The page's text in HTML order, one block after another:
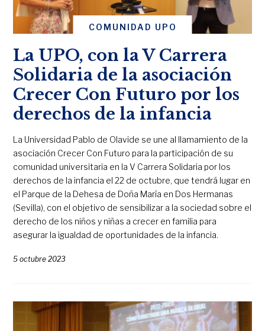
COMUNIDAD UPO
La UPO, con la V Carrera
Solidaria de la asociación
Crecer Con Futuro por los
derechos de la infancia
La Universidad Pablo de Olavide se une al llamamiento de la
asociación Crecer Con Futuro para la participación de su
comunidad universitaria en la V Carrera Solidaria por los
derechos de la infancia el 22 de octubre, que tendrá lugar en
el Parque de la Dehesa de Doña María en Dos Hermanas
(Sevilla), con el objetivo de sensibilizar a la sociedad sobre el
derecho de los niños y niñas a crecer en familia para
asegurar la igualdad de oportunidades de la infancia.
5 octubre 2023